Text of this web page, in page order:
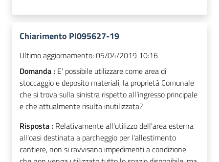
Chiarimento PI095627-19
Ultimo aggiornamento:05/04/2019 10:16
Domanda : E’ possibile utilizzare come area di
stoccaggio e deposito materiali, la proprietà Comunale
che si trova sulla sinistra rispetto all’ingresso principale
e che attualmente risulta inutilizzata?
Risposta : Relativamente all'utilizzo dell'area esterna
all'oasi destinata a parcheggio per l'allestimento
cantiere, non si ravvisano impedimenti a condizione